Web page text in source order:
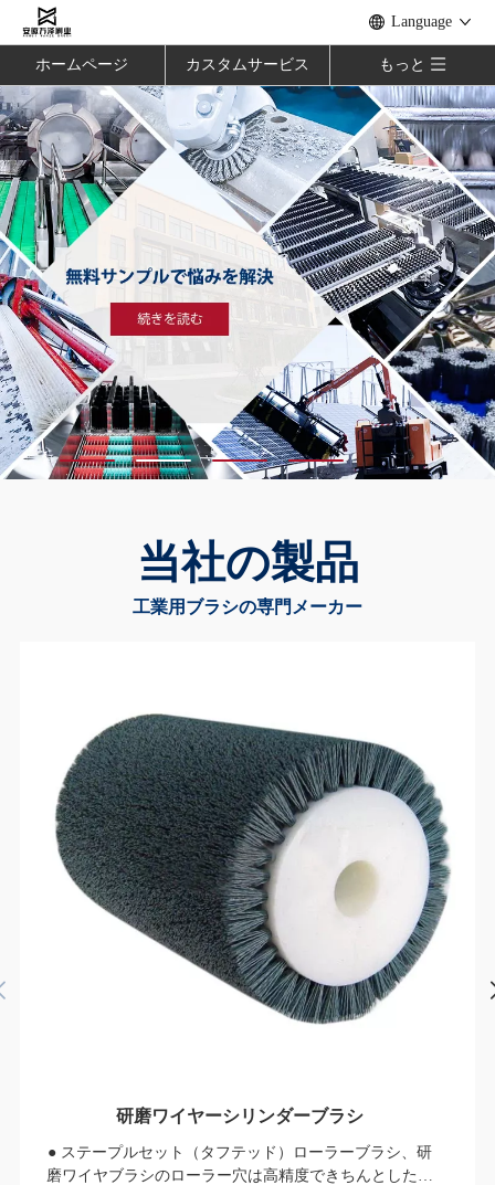
Language
ホームページ カスタムサービス もっと
当社の製品
工業用ブラシの専門メーカー
研磨ワイヤーシリンダーブラシ
● ステープルセット（タフテッド）ローラーブラシ、研
磨ワイヤブラシのローラー穴は高精度できちんとした深